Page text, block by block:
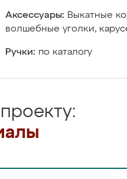
Аксессуары: Выкатные
волшебные уголки,
Ручки: по каталогу